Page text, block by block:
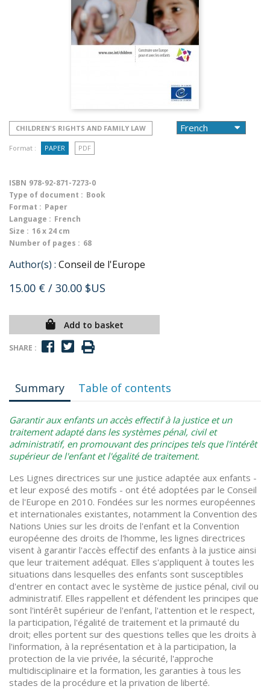
CHILDREN'S RIGHTS AND FAMILY LAW
Format : PAPER PDF
ISBN 978-92-871-7273-0
Type of document : Book
Format : Paper
Language : French
Size : 16 x 24 cm
Number of pages : 68
Author(s) : Conseil de l'Europe
15.00 € / 30.00 $US
Add to basket
SHARE :
Summary Table of contents
Garantir aux enfants un accès effectif à la justice et un
traitement adapté dans les systèmes pénal, civil et
administratif, en promouvant des principes tels que l'intérêt
supérieur de l'enfant et l'égalité de traitement.
Les Lignes directrices sur une justice adaptée aux enfants -
et leur exposé des motifs - ont été adoptées par le Conseil
de l'Europe en 2010. Fondées sur les normes européennes
et internationales existantes, notamment la Convention des
Nations Unies sur les droits de l'enfant et la Convention
européenne des droits de l'homme, les lignes directrices
visent à garantir l'accès effectif des enfants à la justice ainsi
que leur traitement adéquat. Elles s'appliquent à toutes les
situations dans lesquelles des enfants sont susceptibles
d'entrer en contact avec le système de justice pénal, civil ou
administratif. Elles rappellent et défendent les principes que
sont l'intérêt supérieur de l'enfant, l'attention et le respect,
la participation, l'égalité de traitement et la primauté du
droit; elles portent sur des questions telles que les droits à
l'information, à la représentation et à la participation, la
protection de la vie privée, la sécurité, l'approche
multidisciplinaire et la formation, les garanties à tous les
stades de la procédure et la privation de liberté.